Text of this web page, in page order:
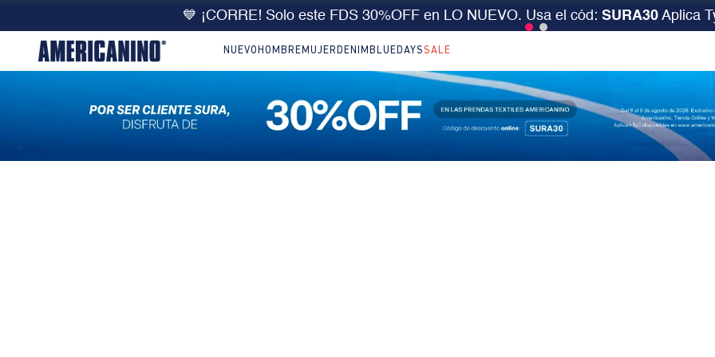
💙 ¡CORRE! Solo este FDS 30%OFF en LO NUEVO. Usa el cód: SURA30 Aplica
NUEVO HOMBRE MUJER DENIM BLUEDAYSSALE